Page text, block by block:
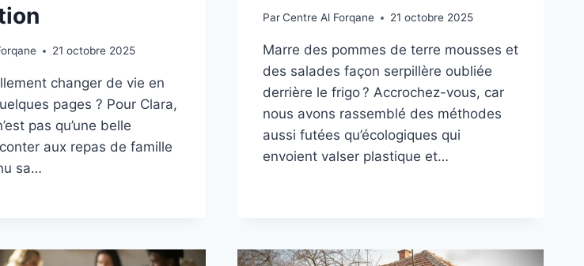
21 octobre 2025
changer de vie en
pages ? Pour Clara,
pas qu’une belle
aux repas de famille
sa…
Par Centre Al Forqane 21 octobre 2025
Marre des pommes de terre mousses et
des salades façon serpillère oubliée
derrière le frigo ? Accrochez-vous, car
nous avons rassemblé des méthodes
aussi futées qu’écologiques qui
envoient valser plastique et…